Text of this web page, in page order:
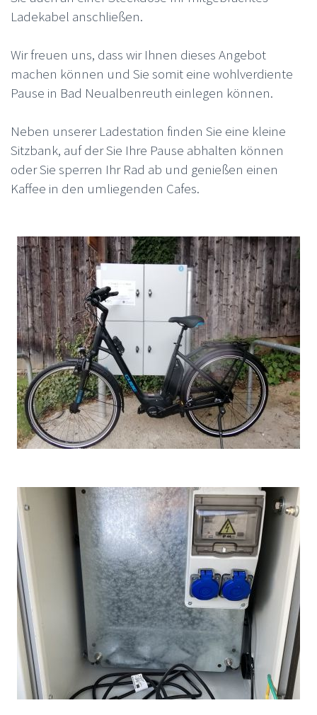
Ladekabel anschließen.
Wir freuen uns, dass wir Ihnen dieses Angebot
machen können und Sie somit eine wohlverdiente
Pause in Bad Neualbenreuth einlegen können.
Neben unserer Ladestation finden Sie eine kleine
Sitzbank, auf der Sie Ihre Pause abhalten können
oder Sie sperren Ihr Rad ab und genießen einen
Kaffee in den umliegenden Cafes.